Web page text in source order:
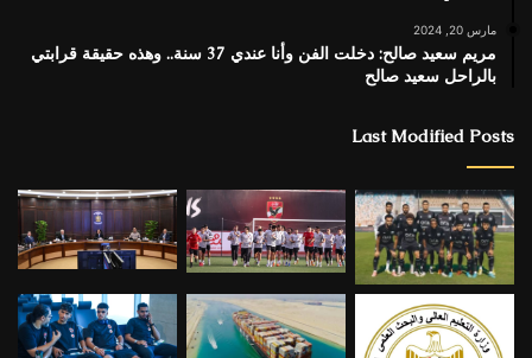
مارس 20, 2024
مريم سعيد صالح: دخلت الفن وأنا عندي 37 سنة.. وهذه حقيقة قرابتي
بالراحل سعيد صالح
Last Modified Posts